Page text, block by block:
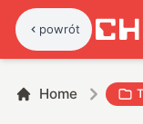
powrót
Home